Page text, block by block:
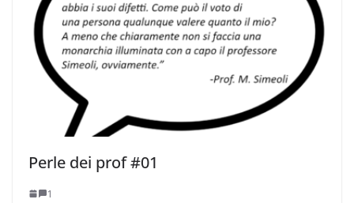
Perle dei prof #01
1